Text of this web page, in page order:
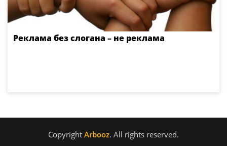
Реклама без слогана – не реклама
Copyright Arbooz. All rights reserved.